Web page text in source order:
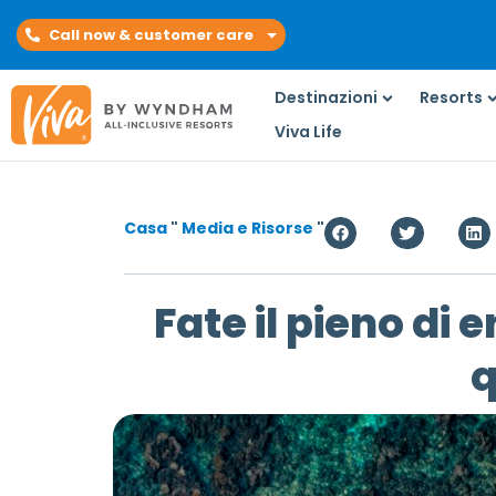
Call now & customer care
Destinazioni
Resorts
Viva Life
Casa " Media e Risorse "
Fate il pieno di